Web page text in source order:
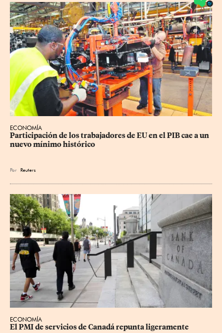
ECONOMÍA
Participación de los trabajadores de EU en el PIB cae a un
nuevo mínimo histórico
Por Reuters
ECONOMÍA
El PMI de servicios de Canadá repunta ligeramente